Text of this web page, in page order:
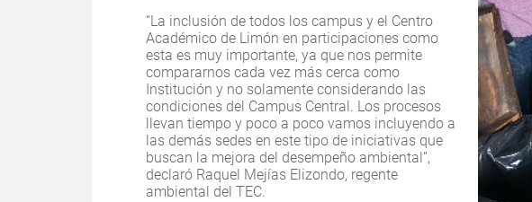
“La inclusión de todos los campus y el Centro
Académico de Limón en participaciones como
esta es muy importante, ya que nos permite
compararnos cada vez más cerca como
Institución y no solamente considerando las
condiciones del Campus Central. Los procesos
llevan tiempo y poco a poco vamos incluyendo a
las demás sedes en este tipo de iniciativas que
buscan la mejora del desempeño ambiental”,
declaró Raquel Mejías Elizondo, regente
ambiental del TEC.